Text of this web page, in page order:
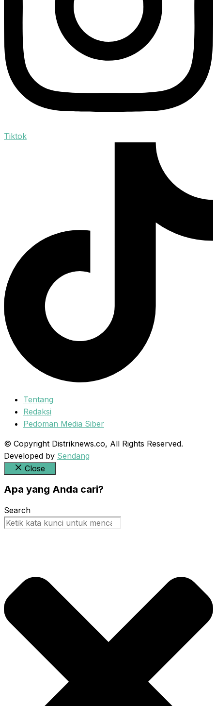
Tiktok
Tentang
Redaksi
Pedoman Media Siber
© Copyright Distriknews.co, All Rights Reserved.
Developed by Sendang
Close
Apa yang Anda cari?
Search